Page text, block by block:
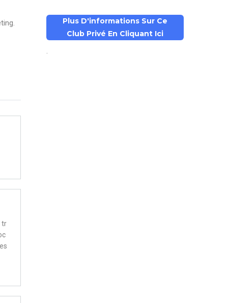
tr
Plus D'informations Sur Ce
Club Privé En Cliquant Ici
.